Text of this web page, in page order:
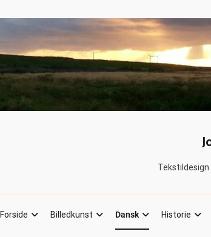
Forside Billedkunst Dansk Historie